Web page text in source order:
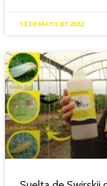
13 DE MAYO DE 2022